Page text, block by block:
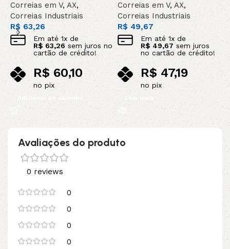
Correias em V, AX,
Correias Industriais
R$63,26
Em até 1x de
R$63,26 sem juros no
cartão de crédito!
R$60,10
no pix
Adicionar ao carrinho
Correias em V,AX,
Correias Industriais
R$ 49,67
Em até1x de
R$ 49,67 sem juros
no cartão de crédito!
R$47,19
no pix
Leia mais
Avaliações do produto
0 reviews
0
0
0
0